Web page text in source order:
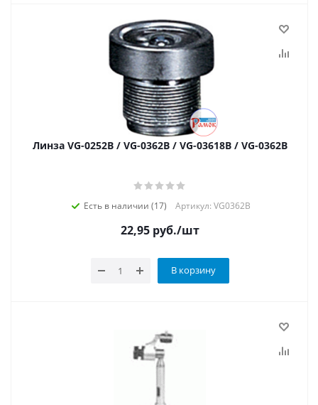
Линза VG-0252В / VG-0362В / VG-03618В / VG-0362B
Есть в наличии (17) Артикул: VG0362B
22,95руб./шт
В корзину